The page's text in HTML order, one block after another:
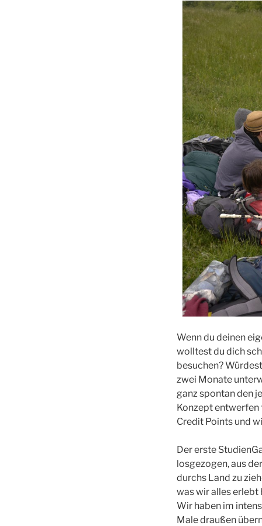
Spreading uggs
cyber monday uggs
message
black friday uggs of
uggs black friday
http://
foruggs cyber
buyinguggs black
friday 2015the
canhttp://
mondaythan
message often
fridaybusiness.
uggs cyber monday
Wenn du deinen
wolltest du dich
besuchen?
zwei Monate
ganz spontan den
Konzept entwerfen
Credit Points und
Der erste
losgezogen, aus
durchs Land zu
was wir alles erlebt
Wir haben im
Male draußen